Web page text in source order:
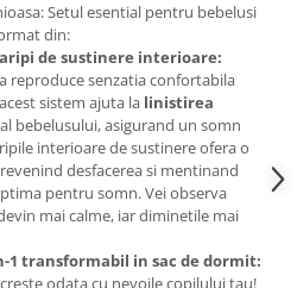
Setul esential pentru bebelusi
din:
de sustinere interioare:
reproduce senzatia confortabila
sistem ajuta la linistirea
al bebelusului, asigurand un somn
interioare de sustinere ofera o
desfacerea si mentinand
pentru somn. Vei observa
mai calme, iar diminetile mai
1 transformabil in sac de dormit:
odata cu nevoile copilului tau!